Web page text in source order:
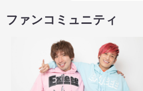
ファンコミュニティ